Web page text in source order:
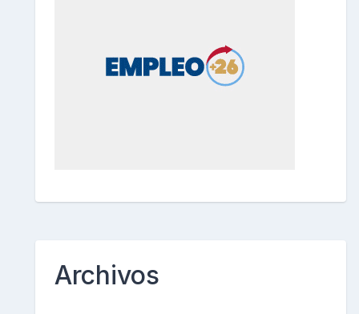
Archivos